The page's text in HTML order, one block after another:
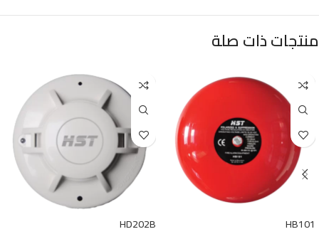
منتجات ذات صلة
HB101
HD202B